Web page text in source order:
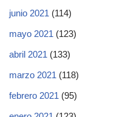
junio 2021 (114)
mayo 2021 (123)
abril 2021 (133)
marzo 2021 (118)
febrero 2021 (95)